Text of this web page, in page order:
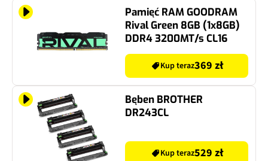
Pamięć RAM GOODRAM
Rival Green 8GB (1x8GB)
DDR4 3200MT/s CL16
Kup teraz369 zł
Bęben BROTHER
DR243CL
Kup teraz529 zł